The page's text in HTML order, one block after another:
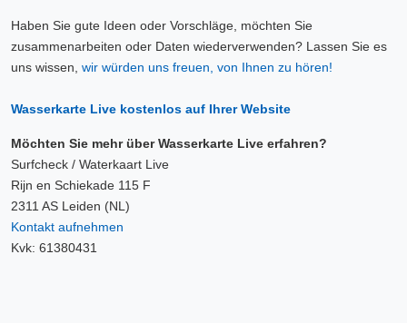
Haben Sie gute Ideen oder Vorschläge, möchten Sie
zusammenarbeiten oder Daten wiederverwenden? Lassen Sie es
uns wissen, wir würden uns freuen, von Ihnen zu hören!
Wasserkarte Live kostenlos auf Ihrer Website
Möchten Sie mehr über Wasserkarte Live erfahren?
Surfcheck / Waterkaart Live
Rijn en Schiekade 115 F
2311 AS Leiden (NL)
Kontakt aufnehmen
Kvk: 61380431